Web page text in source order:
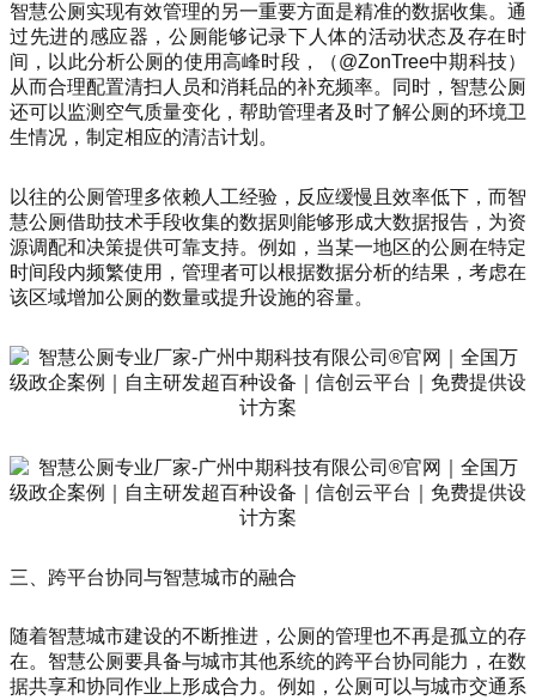
智慧公厕实现有效管理的另一重要方面是精准的数据收集。通
过先进的感应器，公厕能够记录下人体的活动状态及存在时
间，以此分析公厕的使用高峰时段，（@ZonTree中期科技）
从而合理配置清扫人员和消耗品的补充频率。同时，智慧公厕
还可以监测空气质量变化，帮助管理者及时了解公厕的环境卫
生情况，制定相应的清洁计划。
以往的公厕管理多依赖人工经验，反应缓慢且效率低下，而智
慧公厕借助技术手段收集的数据则能够形成大数据报告，为资
源调配和决策提供可靠支持。例如，当某一地区的公厕在特定
时间段内频繁使用，管理者可以根据数据分析的结果，考虑在
该区域增加公厕的数量或提升设施的容量。
三、跨平台协同与智慧城市的融合
随着智慧城市建设的不断推进，公厕的管理也不再是孤立的存
在。智慧公厕要具备与城市其他系统的跨平台协同能力，在数
据共享和协同作业上形成合力。例如，公厕可以与城市交通系